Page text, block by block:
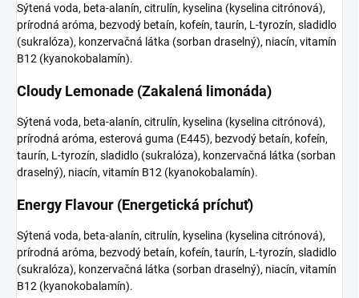
Sýtená voda, beta-alanín, citrulín, kyselina (kyselina citrónová),
prírodná aróma, bezvodý betaín, kofeín, taurín, L-tyrozín, sladidlo
(sukralóza), konzervačná látka (sorban draselný), niacín, vitamín
B12 (kyanokobalamín).
Cloudy Lemonade (Zakalená limonáda)
Sýtená voda, beta-alanín, citrulín, kyselina (kyselina citrónová),
prírodná aróma, esterová guma (E445), bezvodý betaín, kofeín,
taurín, L-tyrozín, sladidlo (sukralóza), konzervačná látka (sorban
draselný), niacín, vitamín B12 (kyanokobalamín).
Energy Flavour (Energetická príchuť)
Sýtená voda, beta-alanín, citrulín, kyselina (kyselina citrónová),
prírodná aróma, bezvodý betaín, kofeín, taurín, L-tyrozín, sladidlo
(sukralóza), konzervačná látka (sorban draselný), niacín, vitamín
B12 (kyanokobalamín).